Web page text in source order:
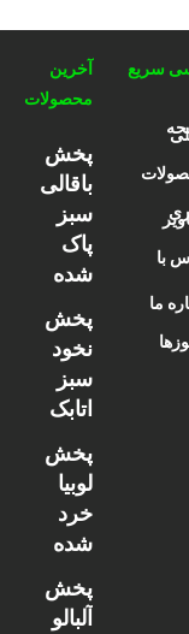
سریع
با
ما
آخرین
محصولات
پخش
باقالی
سبز
پاک
شده
پخش
نخود
سبز
اتابک
پخش
لوبیا
خرد
شده
پخش
آلبالو